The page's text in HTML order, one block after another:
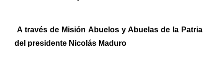
A través de Misión Abuelos y Abuelas de la Patria
del presidente Nicolás Maduro